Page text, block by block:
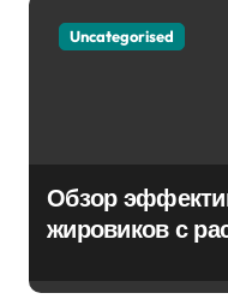
Uncategorised
Обзор
жировиков с